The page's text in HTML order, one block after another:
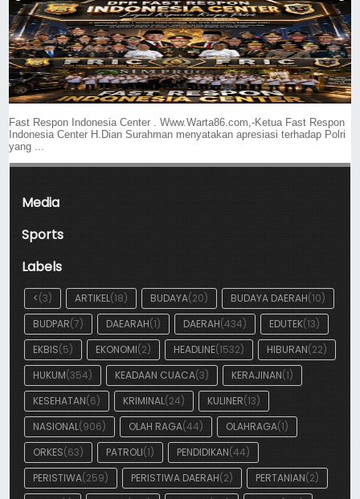
Fast Respon Indonesia Center . Www.Warta86.com,-Ketua Fast Respon
Indonesia Center H.Dian Surahman menyatakan apresiasi terhadap Polri
yang ...
Media
Sports
Labels
<(3) ARTIKEL(18) BUDAYA(20) BUDAYA DAERAH(10)
BUDPAR(7) DAEARAH(1) DAERAH(434) EDUTEK(13)
EKBIS(5) EKONOMI(2) HEADLINE(1532) HIBURAN(22)
HUKUM(354) KEADAAN CUACA(3) KERAJINAN(1)
KESEHATAN(6) KRIMINAL(24) KULINER(13)
NASIONAL(906) OLAH RAGA(44) OLAHRAGA(1)
ORKES(63) PATROLI(1) PENDIDIKAN(44)
PERISTIWA(259) PERISTIWA DAERAH(2) PERTANIAN(2)